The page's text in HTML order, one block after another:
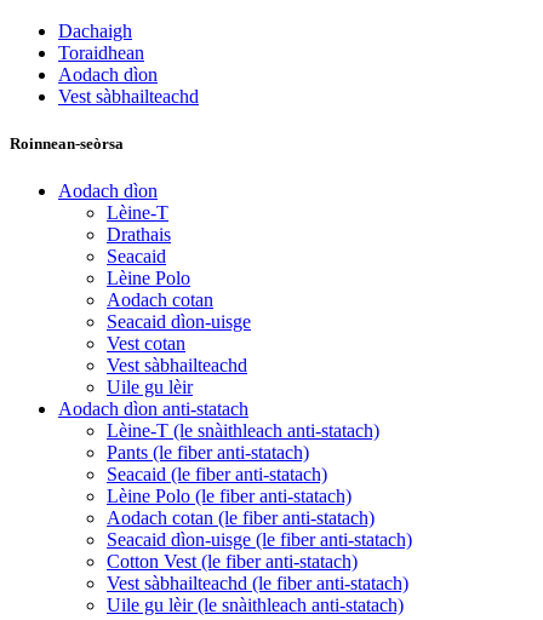
Dachaigh
Toraidhean
Aodach dìon
Vest sàbhailteachd
Roinnean-seòrsa
Aodach dìon
Lèine-T
Drathais
Seacaid
Lèine Polo
Aodach cotan
Seacaid dìon-uisge
Vest cotan
Vest sàbhailteachd
Uile gu lèir
Aodach dìon anti-statach
Lèine-T (le snàithleach anti-statach)
Pants (le fiber anti-statach)
Seacaid (le fiber anti-statach)
Lèine Polo (le fiber anti-statach)
Aodach cotan (le fiber anti-statach)
Seacaid dìon-uisge (le fiber anti-statach)
Cotton Vest (le fiber anti-statach)
Vest sàbhailteachd (le fiber anti-statach)
Uile gu lèir (le snàithleach anti-statach)